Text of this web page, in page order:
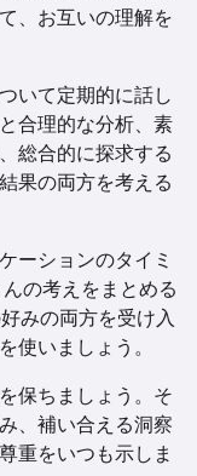
、お互いの理解を
いて定期的に話し
合理的な分析、素
総合的に探求する
果の両方を考える
ーションのタイミ
んの考えをまとめる
みの両方を受け入
使いましょう。
保ちましょう。そ
、補い合える洞察
重をいつも示しま